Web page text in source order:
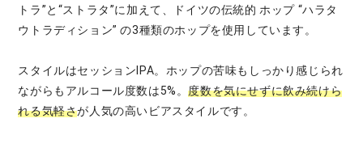
トラ”と“ストラタ”に加えて、ドイツの伝統的 ホップ “ハラタ
ウトラディション” の3種類のホップを使用しています。
スタイルはセッションIPA。ホップの苦味もしっかり感じられ
ながらもアルコール度数は5%。度数を気にせずに飲み続けら
れる気軽さが人気の高いビアスタイルです。